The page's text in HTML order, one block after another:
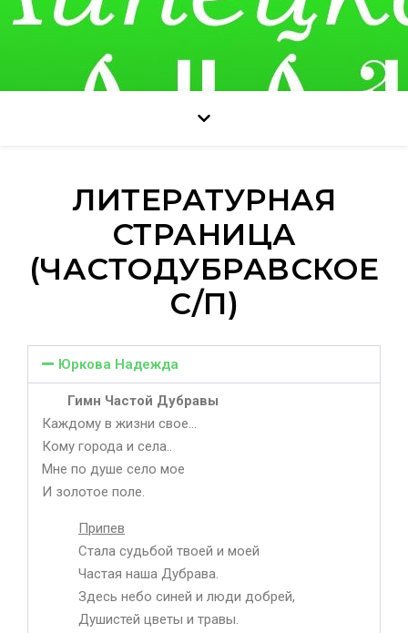
ЛИТЕРАТУРНАЯ
СТРАНИЦА
(ЧАСТОДУБРАВСКОЕ
С/П)
Юркова Надежда
Гимн Частой Дубравы
Каждому в жизни свое…
Кому города и села..
Мне по душе село мое
И золотое поле.
Припев
Стала судьбой твоей и моей
Частая наша Дубрава.
Здесь небо синей и люди добрей,
Душистей цветы и травы.